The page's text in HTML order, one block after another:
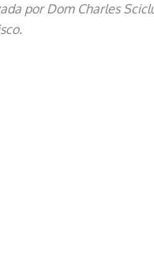
por Dom Charles